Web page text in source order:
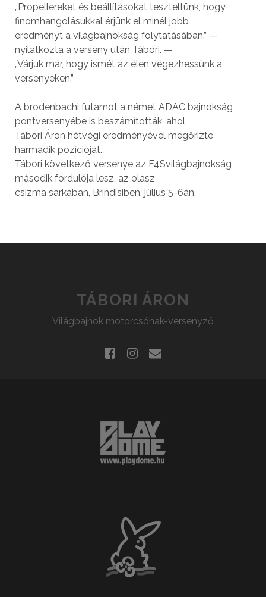
„Propellereket és beállításokat teszteltünk, hogy
finomhangolásukkal érjünk el minél jobb
eredményt a világbajnokság folytatásában.” —
nyilatkozta a verseny után Tábori. —
„Várjuk már, hogy ismét az élen végezhessünk a
versenyeken.”
A brodenbachi futamot a német ADAC bajnokság
pontversenyébe is beszámították, ahol
Tábori Áron hétvégi eredményével megőrizte
harmadik pozícióját.
Tábori következő versenye az F4S­világbajnokság
második fordulója lesz, az olasz
csizma sarkában, Brindisiben, július 5-­6­án.
TÁBORI ÁRON
Világbajnok motorcsónak-versenyző